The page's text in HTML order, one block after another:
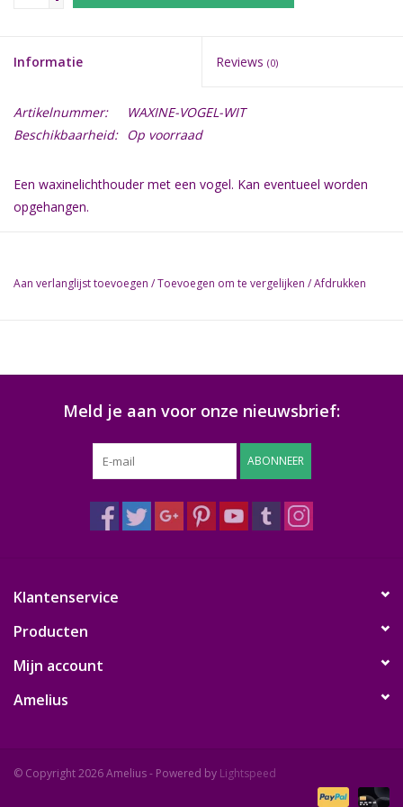
Informatie Reviews (0)
Artikelnummer:
WAXINE-VOGEL-WIT
Beschikbaarheid: Op voorraad
Een waxinelichthouder met een vogel. Kan eventueel worden
opgehangen.
Aan verlanglijst toevoegen /Toevoegen om te vergelijken /Afdrukken
Meld je aan voor onze nieuwsbrief:
ABONNEER
Klantenservice
Producten
Mijn account
Amelius
© Copyright 2026 Amelius - Powered by Lightspeed